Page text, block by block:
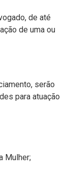
de até
de uma ou
serão
para atuação
Mulher;